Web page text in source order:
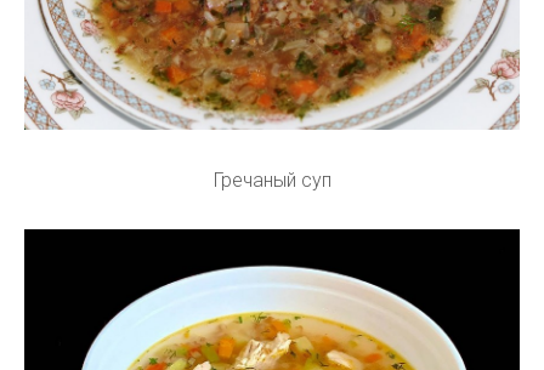
Гречаный суп